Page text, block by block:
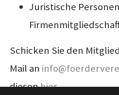
Juristische
Schicken Sie den
Mail an
diesenhier.